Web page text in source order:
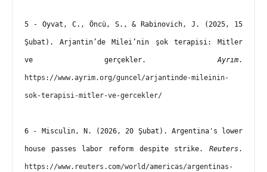
5 - Oyvat, C., Öncü, S., & Rabinovich, J. (2025, 15
Şubat). Arjantin’de Milei’nin şok terapisi: Mitler
ve gerçekler. Ayrım
https://www.ayrim.org/guncel/arjantinde-mileinin-
sok-terapisi-mitler-ve-gercekler/
6 - Misculin, N. (2026, 20 Şubat). Argentina's lower
house passes labor reform despite strike. Reuters
https://www.reuters.com/world/americas/argentinas-